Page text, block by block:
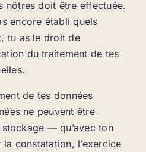
nôtres doit être effectuée.
encore établi quels
tu as le droit de
du traitement de tes
de tes données
ne peuvent être
— qu’avec ton
constatation, l’exercice